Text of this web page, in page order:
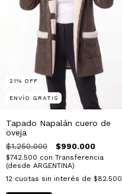
21% OFF
ENVÍO GRATIS
Tapado Napalán cuero de
oveja
$1.250.000 $990.000
$742.500 con Transferencia
(desde ARGENTINA)
12 cuotas sin interés de $82.500